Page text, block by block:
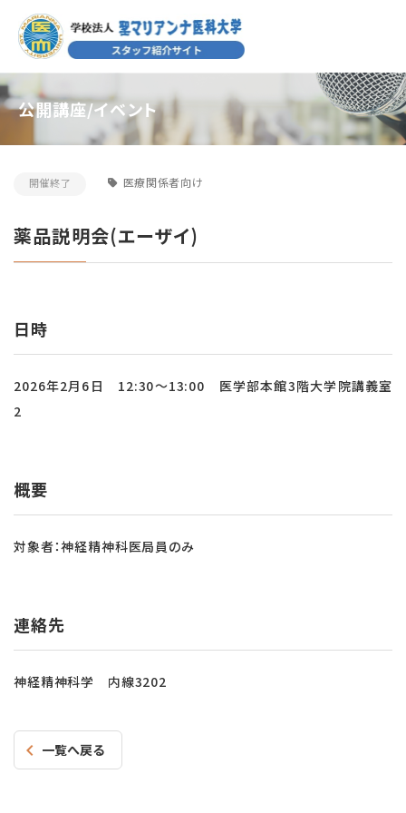
公開講座/イベント
開催終了 医療関係者向け
薬品説明会(エーザイ)
日時
2026年2月6日 12:30～13:00 医学部本館3階大学院講義室
2
概要
対象者：神経精神科医局員のみ
連絡先
神経精神科学 内線3202
一覧へ戻る